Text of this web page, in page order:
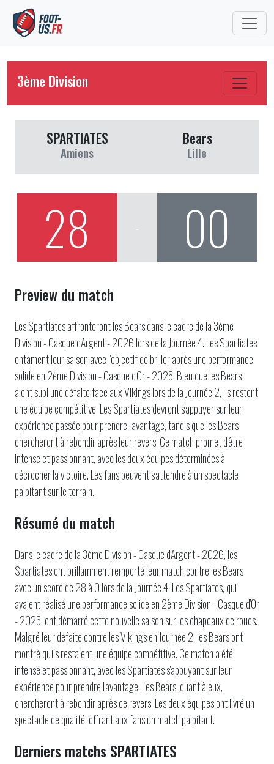
3ème Division
SPARTIATES
Amiens
Bears
Lille
28 00
Preview du match
Les Spartiates affronteront les Bears dans le cadre de la 3ème
Division - Casque d'Argent - 2026 lors de la Journée 4. Les Spartiates
entament leur saison avec l'objectif de briller après une performance
solide en 2ème Division - Casque d'Or - 2025. Bien que les Bears
aient subi une défaite face aux Vikings lors de la Journée 2, ils restent
une équipe compétitive. Les Spartiates devront s'appuyer sur leur
expérience passée pour prendre l'avantage, tandis que les Bears
chercheront à rebondir après leur revers. Ce match promet d'être
intense et passionnant, avec les deux équipes déterminées à
décrocher la victoire. Les fans peuvent s'attendre à un spectacle
palpitant sur le terrain.
Résumé du match
Dans le cadre de la 3ème Division - Casque d'Argent - 2026, les
Spartiates ont brillamment remporté leur match contre les Bears
avec un score de 28 à 0 lors de la Journée 4. Les Spartiates, qui
avaient réalisé une performance solide en 2ème Division - Casque d'Or
- 2025, ont démarré cette nouvelle saison sur les chapeaux de roues.
Malgré leur défaite contre les Vikings en Journée 2, les Bears ont
montré qu'ils restaient une équipe compétitive. Ce match a été
intense et passionnant, avec les Spartiates s'appuyant sur leur
expérience pour prendre l'avantage. Les Bears, quant à eux,
chercheront à rebondir après ce revers. Les deux équipes ont livré un
spectacle de qualité, offrant aux fans un match palpitant.
Derniers matchs SPARTIATES